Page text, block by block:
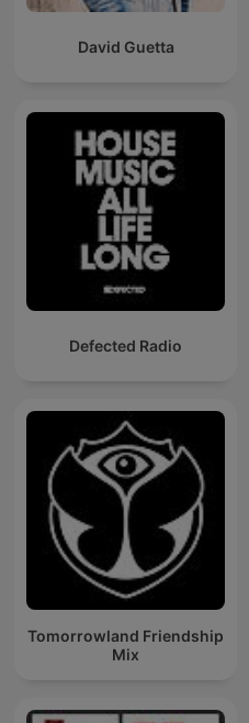
David Guetta
Defected Radio
Tomorrowland Friendship
Mix